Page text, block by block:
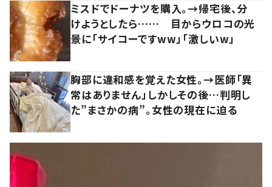
ミスドでドーナツを購入。→帰宅後、分
けようとしたら…… 目からウロコの光
景に「サイコーですww」「激しいw」
胸部に違和感を覚えた女性。→医師「異
常はありません」しかしその後…判明し
た”まさかの病”。女性の現在に迫る